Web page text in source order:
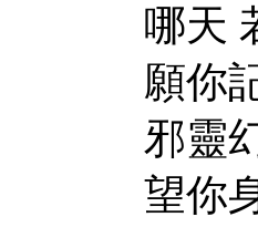
哪天
願你
邪靈
望你